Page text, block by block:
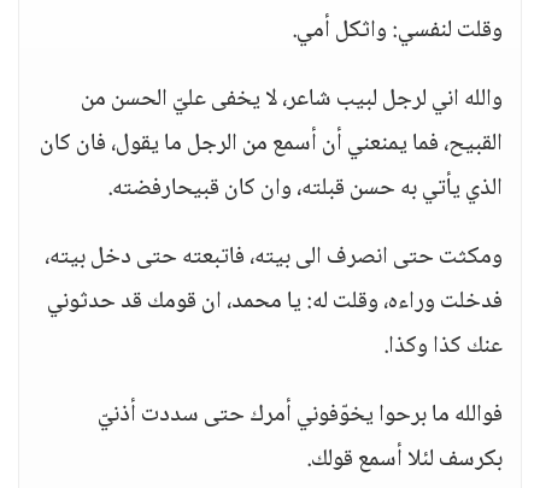
وقلت لنفسي: واثكل أمي.
والله اني لرجل لبيب شاعر، لا يخفى عليّ الحسن من
القبيح، فما يمنعني أن أسمع من الرجل ما يقول، فان كان
الذي يأتي به حسن قبلته، وان كان قبيحارفضته.
ومكثت حتى انصرف الى بيته، فاتبعته حتى دخل بيته،
فدخلت وراءه، وقلت له: يا محمد، ان قومك قد حدثوني
عنك كذا وكذا.
فوالله ما برحوا يخوّفوني أمرك حتى سددت أذنيّ
بكرسف لئلا أسمع قولك.